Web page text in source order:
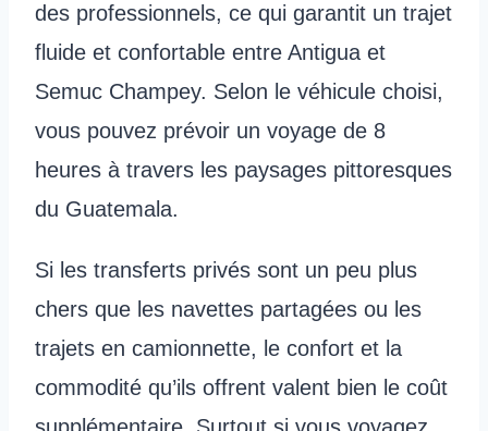
des professionnels, ce qui garantit un trajet
fluide et confortable entre Antigua et
Semuc Champey. Selon le véhicule choisi,
vous pouvez prévoir un voyage de 8
heures à travers les paysages pittoresques
du Guatemala.
Si les transferts privés sont un peu plus
chers que les navettes partagées ou les
trajets en camionnette, le confort et la
commodité qu’ils offrent valent bien le coût